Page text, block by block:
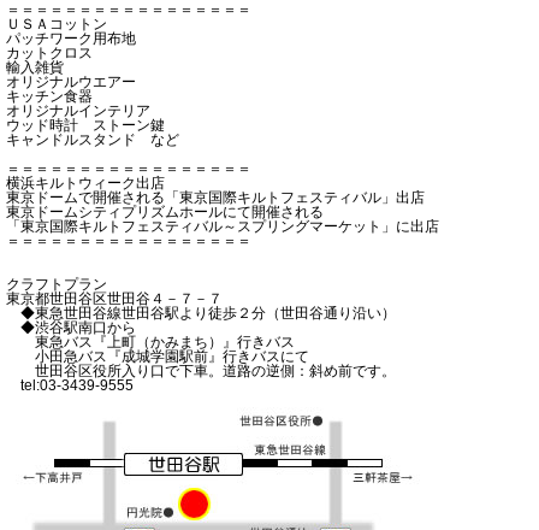
＝＝＝＝＝＝＝＝＝＝＝＝＝＝＝＝＝
ＵＳＡコットン
パッチワーク用布地
カットクロス
輸入雑貨
オリジナルウエアー
キッチン食器
オリジナルインテリア
ウッド時計 ストーン鍵
キャンドルスタンド など
＝＝＝＝＝＝＝＝＝＝＝＝＝＝＝＝＝
横浜キルトウィーク出店
東京ドームで開催される「東京国際キルトフェスティバル」出店
東京ドームシティプリズムホールにて開催される
「東京国際キルトフェスティバル～スプリングマーケット」に出店
＝＝＝＝＝＝＝＝＝＝＝＝＝＝＝＝＝
クラフトプラン
東京都世田谷区世田谷４－７－７
◆東急世田谷線世田谷駅より徒歩２分（世田谷通り沿い）
◆渋谷駅南口から
東急バス『上町（かみまち）』行きバス
小田急バス『成城学園駅前』行きバスにて
世田谷区役所入り口で下車。道路の逆側：斜め前です。
tel:03-3439-9555